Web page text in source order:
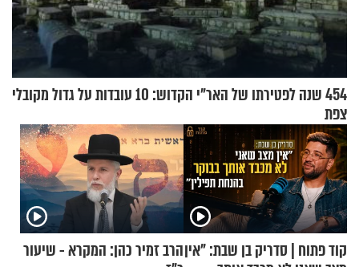
454 שנה לפטירתו של האר"י הקדוש: 10 עובדות על גדול מקובלי
צפת
קוד פתוח | סדריק בן שבת: "איןהרב זמיר כהן: המקרא - שיעור